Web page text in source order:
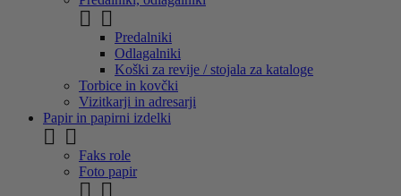
 
Predalniki
Odlagalniki
Koški za revije / stojala za kataloge
Torbice in kovčki
Vizitkarji in adresarji
Papir in papirni izdelki
 
Faks role
Foto papir
 